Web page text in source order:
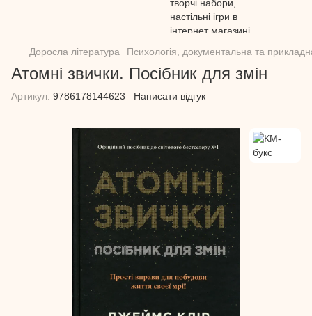
Доросла література Психологія, документальна та
Атомні звички. Посібник для змін
Артикул: 9786178144623 Написати відгук